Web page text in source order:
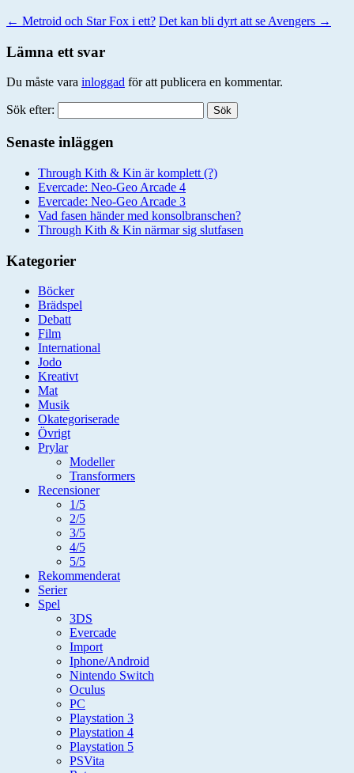
← Metroid och Star Fox i ett? Det kan bli dyrt att se Avengers →
Lämna ett svar
Du måste vara inloggad för att publicera en kommentar.
Sök efter:
Senaste inläggen
Through Kith & Kin är komplett (?)
Evercade: Neo-Geo Arcade 4
Evercade: Neo-Geo Arcade 3
Vad fasen händer med konsolbranschen?
Through Kith & Kin närmar sig slutfasen
Kategorier
Böcker
Brädspel
Debatt
Film
International
Jodo
Kreativt
Mat
Musik
Okategoriserade
Övrigt
Prylar
Modeller
Transformers
Recensioner
1/5
2/5
3/5
4/5
5/5
Rekommenderat
Serier
Spel
3DS
Evercade
Import
Iphone/Android
Nintendo Switch
Oculus
PC
Playstation 3
Playstation 4
Playstation 5
PSVita